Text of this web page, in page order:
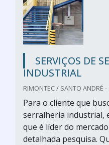
SERVIÇOS DE
INDUSTRIAL
RIMONTEC / SANTO ANDRÉ -
Para o cliente que
serralheria industrial,
que é líder do
detalhada pesquisa.